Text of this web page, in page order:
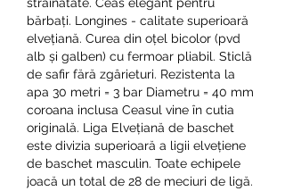
străinătate. Ceas elegant pentru
bărbați. Longines - calitate superioară
elvețiană. Curea din oțel bicolor (pvd
alb și galben) cu fermoar pliabil. Sticlă
de safir fără zgârieturi. Rezistenta la
apa 30 metri = 3 bar Diametru = 40 mm
coroana inclusa Ceasul vine în cutia
originală. Liga Elvețiană de baschet
este divizia superioară a ligii elvețiene
de baschet masculin. Toate echipele
joacă un total de 28 de meciuri de ligă.